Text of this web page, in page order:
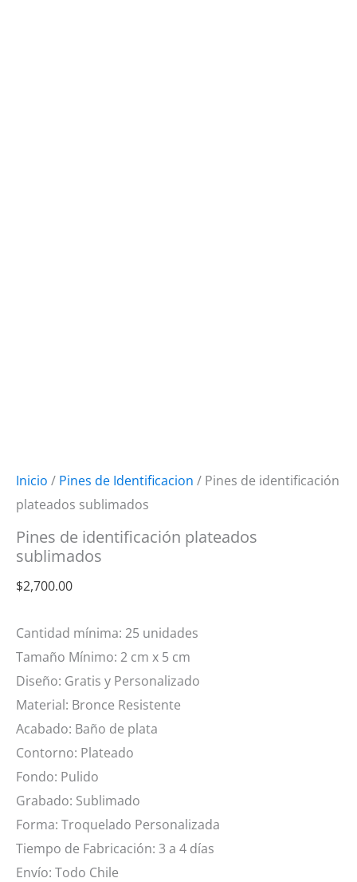
Inicio / Pines de Identificacion / Pines de identificación
plateados sublimados
Pines de identificación plateados
sublimados
$2,700.00
Cantidad mínima: 25 unidades
Tamaño Mínimo: 2 cm x 5 cm
Diseño: Gratis y Personalizado
Material: Bronce Resistente
Acabado: Baño de plata
Contorno: Plateado
Fondo: Pulido
Grabado: Sublimado
Forma: Troquelado Personalizada
Tiempo de Fabricación: 3 a 4 días
Envío: Todo Chile